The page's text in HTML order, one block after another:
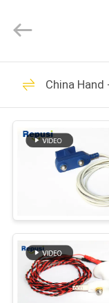
HUIS
ONGEVEER
Co.,Ltd..
EMG
China Hand